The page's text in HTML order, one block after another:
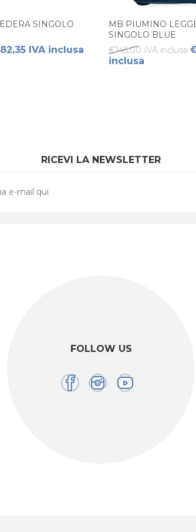
SINGOLO
IVA inclusa
MB PIUMINO
SINGOLO BLUE
€145,00 IVA inclusa
inclusa
RICEVI LA NEWSLETTER
FOLLOW US